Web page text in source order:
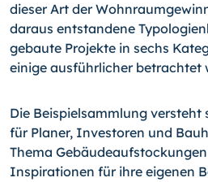
dieser Art der
daraus entstandene
gebaute Projekte in sechs
einige ausführlicher betrachtet
Die Beispielsammlung versteht
für Pla­ner, Investoren und
Thema
Inspirationen für ihre ei­genen